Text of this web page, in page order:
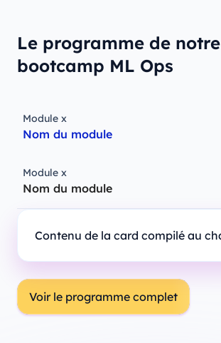
Le programme de notre
bootcamp ML Ops
Module x
Nom du module
Module x
Nom du module
Contenu de la card compilé au
Voir le programme complet